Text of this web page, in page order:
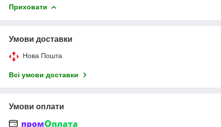
Приховати
Умови доставки
Нова Пошта
Всі умови доставки
Умови оплати